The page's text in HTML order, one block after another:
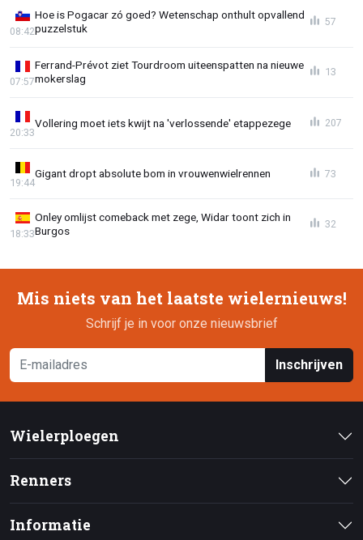
Hoe is Pogacar zó goed? Wetenschap onthult opvallend
puzzelstuk
08:42
57
Ferrand-Prévot ziet Tourdroom uiteenspatten na nieuwe
mokerslag
07:57
13
Vollering moet iets kwijt na 'verlossende' etappezege
20:33
207
Gigant dropt absolute bom in vrouwenwielrennen
19:44
73
Onley omlijst comeback met zege, Widar toont zich in
Burgos
18:33
32
Mis niets van het laatste wielernieuws!
Schrijf je in voor onze nieuwsbrief
Inschrijven
Wielerploegen
Renners
Informatie